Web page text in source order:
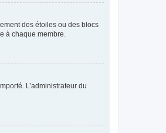
des étoiles ou des blocs
à chaque membre.
L’administrateur du